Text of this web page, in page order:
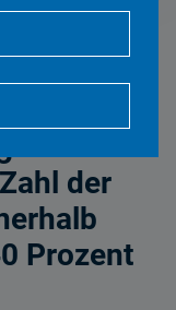
der
Prozent